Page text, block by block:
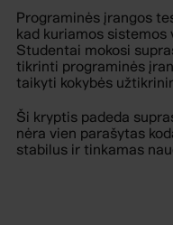
Programinės įrangos
kad kuriamos
Studentai mokosi
tikrinti programinės
taikyti kokybės
Ši kryptis padeda
nėra vien parašytas
stabilus ir tinkamas